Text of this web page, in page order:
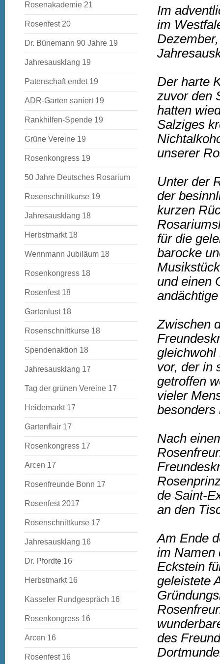
Rosenakademie 21
Rosenfest 20
Dr. Bünemann 90 Jahre 19
Jahresausklang 19
Patenschaft endet 19
ADR-Garten saniert 19
Rankhilfen-Spende 19
Grüne Vereine 19
Rosenkongress 19
50 Jahre Deutsches Rosarium
Rosenschnittkurse 19
Jahresausklang 18
Herbstmarkt 18
Wennmann Jubiläum 18
Rosenkongress 18
Rosenfest 18
Gartenlust 18
Rosenschnittkurse 18
Spendenaktion 18
Jahresausklang 17
Tag der grünen Vereine 17
Heidemarkt 17
Gartenflair 17
Rosenkongress 17
Arcen 17
Rosenfreunde Bonn 17
Rosenfest 2017
Rosenschnittkurse 17
Jahresausklang 16
Dr. Pfordte 16
Herbstmarkt 16
Kasseler Rundgespräch 16
Rosenkongress 16
Arcen 16
Rosenfest 16
Im
im
Der harte
zuvor den
hatten
Salziges
unserer
Unter der
der
kurzen
für die
barocke
und einen
Zwischen
gleichwohl
vor, der in
getroffen
vieler
besonders
Nach
de Saint-
an den
Am Ende
im Namen
Eckstein
geleistete
des